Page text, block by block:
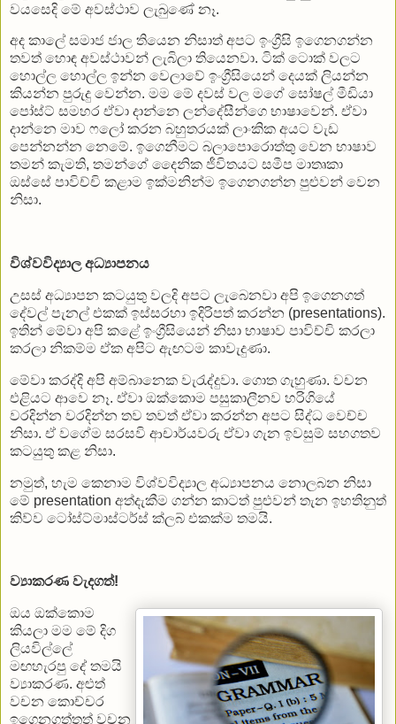
වයසෙදි මේ අවස්ථාව ලැබුණේ නෑ.
අද කාලේ සමාජ ජාල තියෙන නිසාත් අපට ඉංග්‍රීසි ඉගෙනගන්න
තවත් හොඳ අවස්ථාවන් ලැබිලා තියෙනවා. ටික් ටොක් වලට
හොල්ල හොල්ල ඉන්න වෙලාවේ ඉංග්‍රීසියෙන් දෙයක් ලියන්න
කියන්න පුරුදු වෙන්න. මම මේ දවස් වල මගේ සෝෂල් මීඩියා
පෝස්ට් සමහර ඒවා දාන්නෙ ලන්දේසීන්ගෙ භාෂාවෙන්. ඒවා
දාන්නෙ මාව ෆලෝ කරන බහුතරයක් ලාංකික අයට වැඩ
පෙන්නන්න නෙමේ. ඉගෙනීමට බලාපොරොත්තු වෙන භාෂාව
තමන් කැමති, තමන්ගේ දෛනික ජීවිතයට සමීප මාතෘකා
ඔස්සේ පාවිච්චි කළාම ඉක්මනින්ම ඉගෙනගන්න පුළුවන් වෙන
නිසා.
විශ්වවිද්‍යාල අධ්‍යාපනය
උසස් අධ්‍යාපන කටයුතු වලදි අපට ලැබෙනවා අපි ඉගෙනගත්
දේවල් පැනල් එකක් ඉස්සරහා ඉදිරිපත් කරන්න (presentations).
ඉතින් මේවා අපි කළේ ඉංග්‍රීසියෙන් නිසා භාෂාව පාවිච්චි කරලා
කරලා නිකම්ම ඒක අපිට ඇඟටම කාවැදුණා.
මේවා කරද්දි අපි අම්බානෙක වැරැද්දුවා. ගොත ගැහුණා. වචන
එළියට ආවෙ නෑ. ඒවා ඔක්කොම පසුකාලීනව හරිගියේ
වරදින්න වරදින්න තව තවත් ඒවා කරන්න අපට සිද්ධ වෙච්ච
නිසා. ඒ වගේම සරසවි ආචාර්යවරු ඒවා ගැන ඉවසුම් සහගතව
කටයුතු කළ නිසා.
නමුත්, හැම කෙනාම විශ්වවිද්‍යාල අධ්‍යාපනය නොලබන නිසා
මේ presentation අත්දැකීම ගන්න කාටත් පුළුවන් තැන ඉහතිනුත්
කිව්ව ටෝස්ට්මාස්ටර්ස් ක්ලබ් එකක්ම තමයි.
ව්‍යාකරණ වැදගත්!
ඔය ඔක්කොම
කියලා මම මේ දිග
ලියවිල්ලේ
මඟහැරපු දේ තමයි
ව්‍යාකරණ. අළුත්
වචන කොච්චර
ඉගෙනගත්තත් වචන